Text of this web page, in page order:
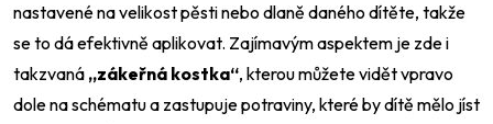
nastavené na velikost pěsti nebo dlaně daného dítěte, takže
se to dá efektivně aplikovat. Zajímavým aspektem je zde i
takzvaná „zákeřná kostka“, kterou můžete vidět vpravo
dole na schématu a zastupuje potraviny, které by dítě mělo jíst